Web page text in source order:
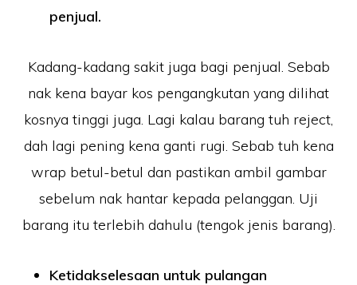
penjual.
Kadang-kadang sakit juga bagi penjual. Sebab
nak kena bayar kos pengangkutan yang dilihat
kosnya tinggi juga. Lagi kalau barang tuh reject,
dah lagi pening kena ganti rugi. Sebab tuh kena
wrap betul-betul dan pastikan ambil gambar
sebelum nak hantar kepada pelanggan. Uji
barang itu terlebih dahulu (tengok jenis barang).
Ketidakselesaan untuk pulangan